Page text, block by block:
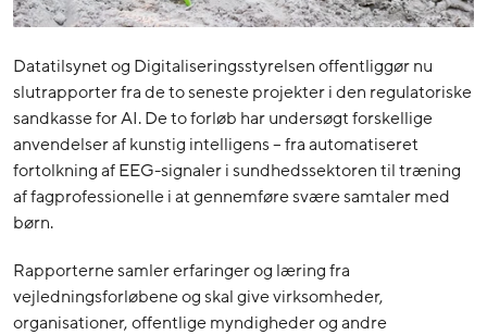
Datatilsynet og Digitaliseringsstyrelsen offentliggør nu
slutrapporter fra de to seneste projekter i den regulatoriske
sandkasse for AI. De to forløb har undersøgt forskellige
anvendelser af kunstig intelligens – fra automatiseret
fortolkning af EEG-signaler i sundhedssektoren til træning
af fagprofessionelle i at gennemføre svære samtaler med
børn.
Rapporterne samler erfaringer og læring fra
vejledningsforløbene og skal give virksomheder,
organisationer, offentlige myndigheder og andre